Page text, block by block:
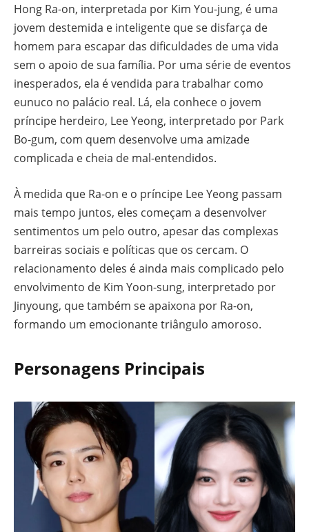
Hong Ra-on, interpretada por Kim You-jung, é uma
jovem destemida e inteligente que se disfarça de
homem para escapar das dificuldades de uma vida
sem o apoio de sua família. Por uma série de eventos
inesperados, ela é vendida para trabalhar como
eunuco no palácio real. Lá, ela conhece o jovem
príncipe herdeiro, Lee Yeong, interpretado por Park
Bo-gum, com quem desenvolve uma amizade
complicada e cheia de mal-entendidos.
À medida que Ra-on e o príncipe Lee Yeong passam
mais tempo juntos, eles começam a desenvolver
sentimentos um pelo outro, apesar das complexas
barreiras sociais e políticas que os cercam. O
relacionamento deles é ainda mais complicado pelo
envolvimento de Kim Yoon-sung, interpretado por
Jinyoung, que também se apaixona por Ra-on,
formando um emocionante triângulo amoroso.
Personagens Principais